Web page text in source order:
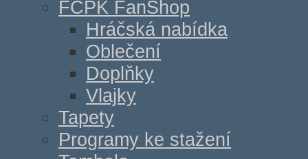
FCPK FanShop
Hráčská nabídka
Oblečení
Doplňky
Vlajky
Tapety
Programy ke stažení